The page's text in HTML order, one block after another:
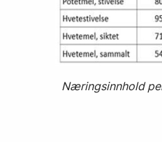
Næringsinnhold